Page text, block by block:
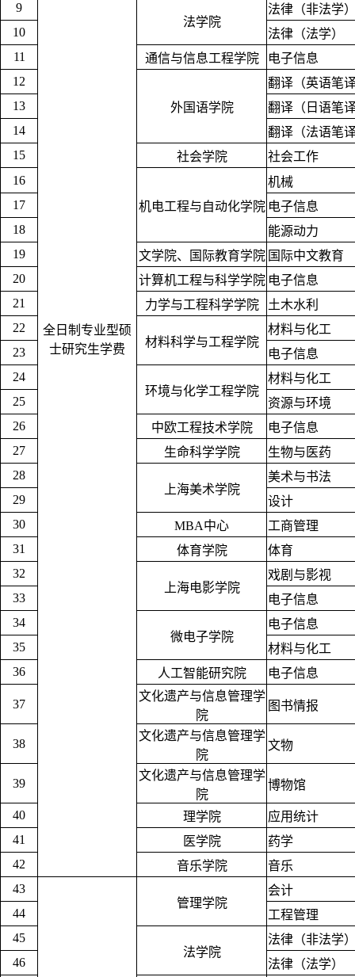
全日制专业型硕
士研究生学费
9
法学院
法律（非法学
10
法律（法学）
11
通信与信息工程学院
电子信息
12
外国语学院
翻译（英语笔
13
翻译（日语笔
14
翻译（法语笔
15
社会学院
社会工作
16
机电工程与自动化学院
机械
17
电子信息
18
能源动力
19
文学院、国际教育学院 国际中文教育
20
计算机工程与科学学院 电子信息
21
力学与工程科学学院
土木水利
22
材料科学与工程学院
材料与化工
23
电子信息
24
环境与化学工程学院
材料与化工
25
资源与环境
26
中欧工程技术学院
电子信息
27
生命科学学院
生物与医药
28
上海美术学院
美术与书法
29
设计
30
MBA中心
工商管理
31
体育学院
体育
32
上海电影学院
戏剧与影视
33
电子信息
34
微电子学院
电子信息
35
材料与化工
36
人工智能研究院 电子信息
37
文化遗产与信息管理学
院
图书情报
38
文化遗产与信息管理学
院
文物
39
文化遗产与信息管理学
院
博物馆
40 理学院
应用统计
41
医学院
药学
42
音乐学院
音乐
43
管理学院
会计
44
工程管理
45
法学院
法律（非法学
46
法律（法学）